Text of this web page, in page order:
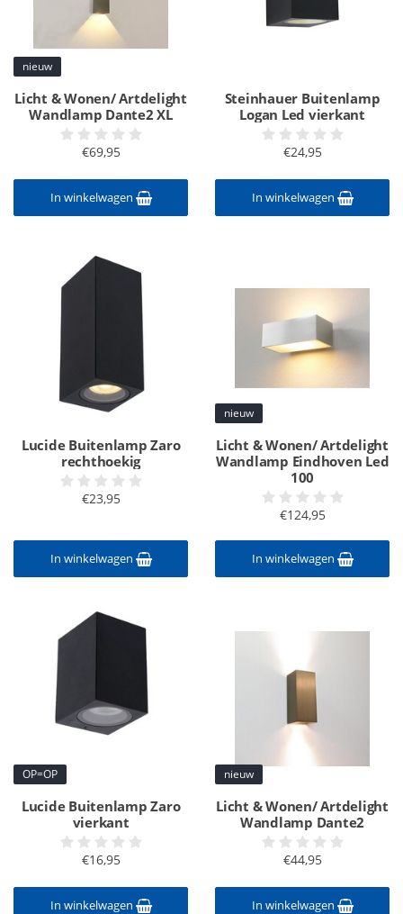
nieuw
Licht & Wonen/ Artdelight
Wandlamp Dante2 XL
€69,95
In winkelwagen
Steinhauer Buitenlamp
Logan Led vierkant
€24,95
In winkelwagen
Lucide Buitenlamp Zaro
rechthoekig
€23,95
In winkelwagen
nieuw
Licht & Wonen/ Artdelight
Wandlamp Eindhoven Led
100
€124,95
In winkelwagen
OP=OP
Lucide Buitenlamp Zaro
vierkant
€16,95
In winkelwagen
nieuw
Licht & Wonen/ Artdelight
Wandlamp Dante2
€44,95
In winkelwagen